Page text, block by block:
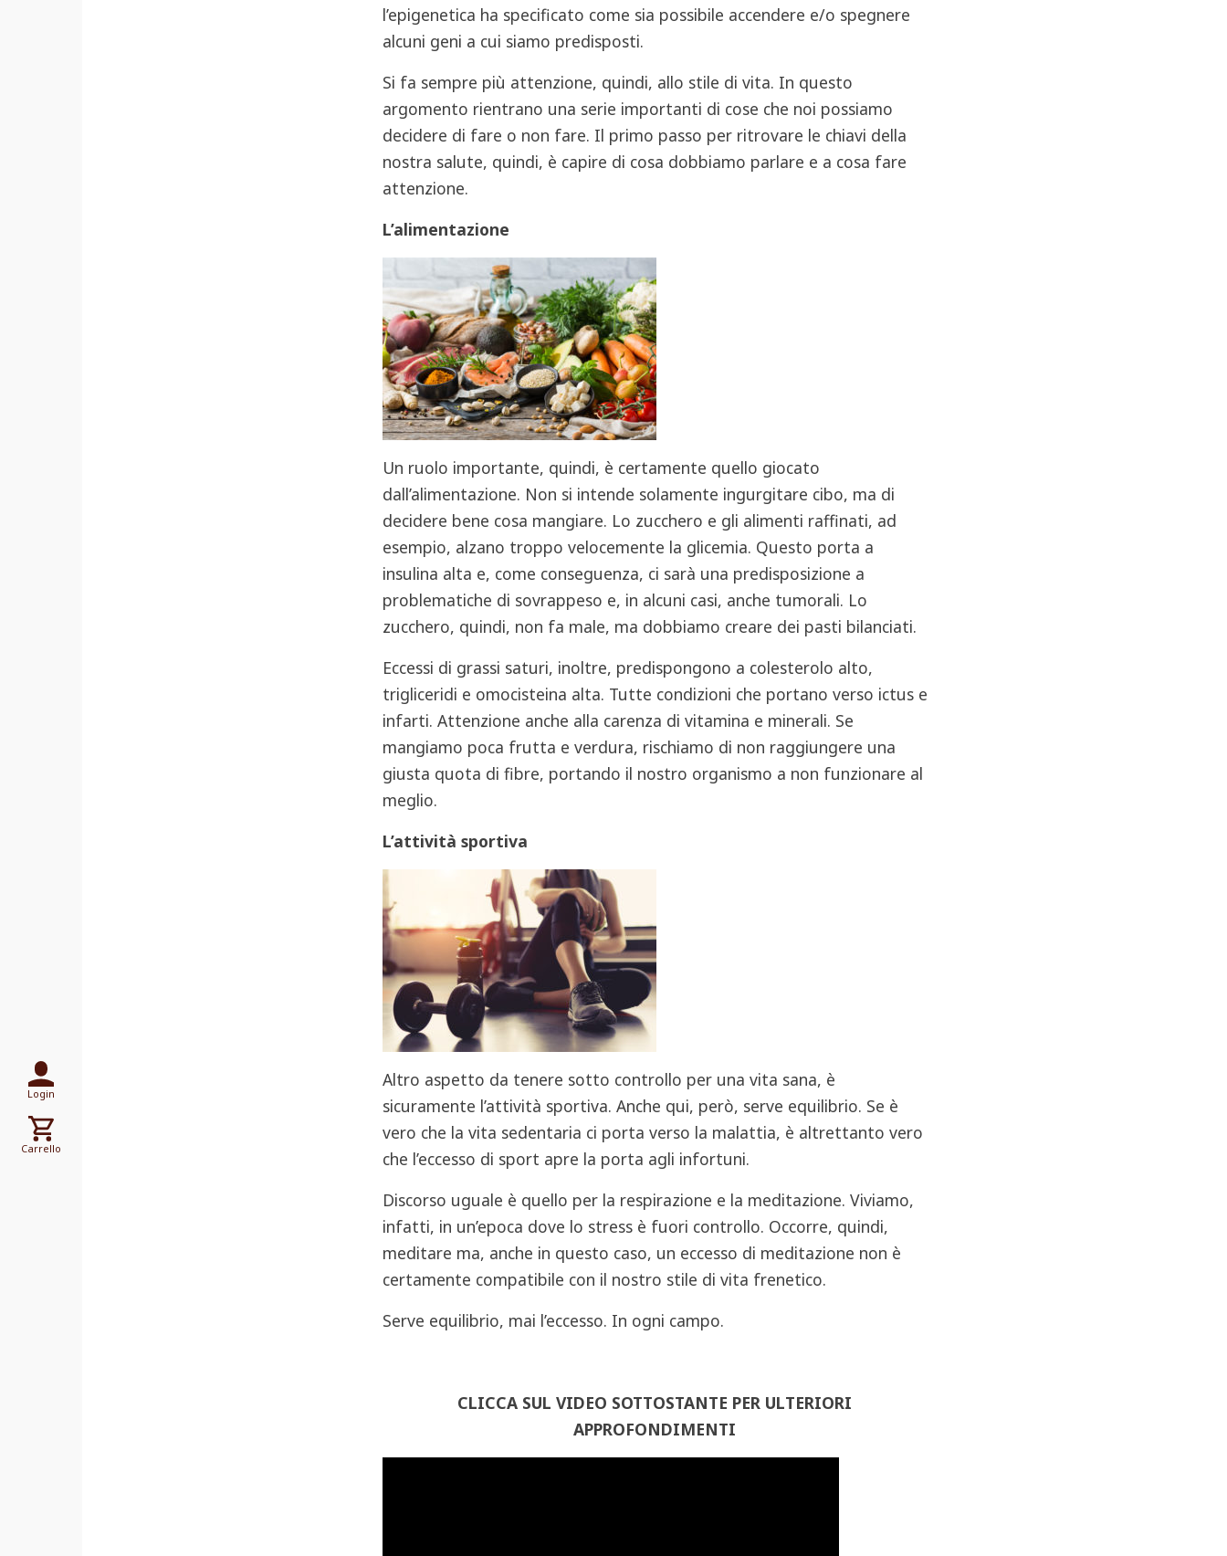
Login
Carrello
l’epigenetica ha specificato come sia possibile accendere e/o spegnere
alcuni geni a cui siamo predisposti.
Si fa sempre più attenzione, quindi, allo stile di vita. In questo
argomento rientrano una serie importanti di cose che noi possiamo
decidere di fare o non fare. Il primo passo per ritrovare le chiavi della
nostra salute, quindi, è capire di cosa dobbiamo parlare e a cosa fare
attenzione.
L’alimentazione
Un ruolo importante, quindi, è certamente quello giocato
dall’alimentazione. Non si intende solamente ingurgitare cibo, ma di
decidere bene cosa mangiare. Lo zucchero e gli alimenti raffinati, ad
esempio, alzano troppo velocemente la glicemia. Questo porta a
insulina alta e, come conseguenza, ci sarà una predisposizione a
problematiche di sovrappeso e, in alcuni casi, anche tumorali. Lo
zucchero, quindi, non fa male, ma dobbiamo creare dei pasti bilanciati.
Eccessi di grassi saturi, inoltre, predispongono a colesterolo alto,
trigliceridi e omocisteina alta. Tutte condizioni che portano verso ictus e
infarti. Attenzione anche alla carenza di vitamina e minerali. Se
mangiamo poca frutta e verdura, rischiamo di non raggiungere una
giusta quota di fibre, portando il nostro organismo a non funzionare al
meglio.
L’attività sportiva
Altro aspetto da tenere sotto controllo per una vita sana, è
sicuramente l’attività sportiva. Anche qui, però, serve equilibrio. Se è
vero che la vita sedentaria ci porta verso la malattia, è altrettanto vero
che l’eccesso di sport apre la porta agli infortuni.
Discorso uguale è quello per la respirazione e la meditazione. Viviamo,
infatti, in un’epoca dove lo stress è fuori controllo. Occorre, quindi,
meditare ma, anche in questo caso, un eccesso di meditazione non è
certamente compatibile con il nostro stile di vita frenetico.
Serve equilibrio, mai l’eccesso. In ogni campo.
CLICCA SUL VIDEO SOTTOSTANTE PER ULTERIORI
APPROFONDIMENTI